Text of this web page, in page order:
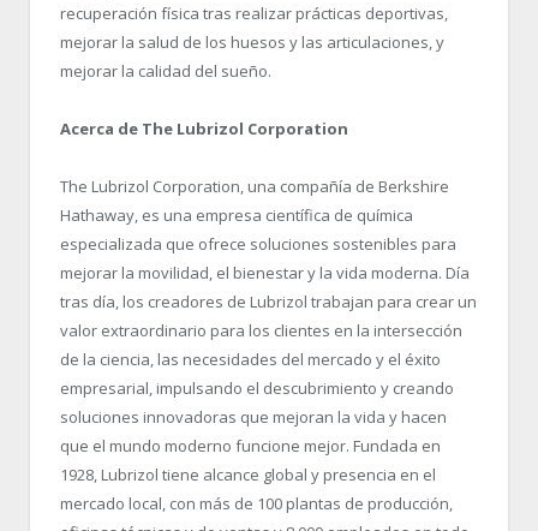
recuperación física tras realizar prácticas deportivas,
mejorar la salud de los huesos y las articulaciones, y
mejorar la calidad del sueño.
Acerca de The Lubrizol Corporation
The Lubrizol Corporation, una compañía de Berkshire
Hathaway, es una empresa científica de química
especializada que ofrece soluciones sostenibles para
mejorar la movilidad, el bienestar y la vida moderna. Día
tras día, los creadores de Lubrizol trabajan para crear un
valor extraordinario para los clientes en la intersección
de la ciencia, las necesidades del mercado y el éxito
empresarial, impulsando el descubrimiento y creando
soluciones innovadoras que mejoran la vida y hacen
que el mundo moderno funcione mejor. Fundada en
1928, Lubrizol tiene alcance global y presencia en el
mercado local, con más de 100 plantas de producción,